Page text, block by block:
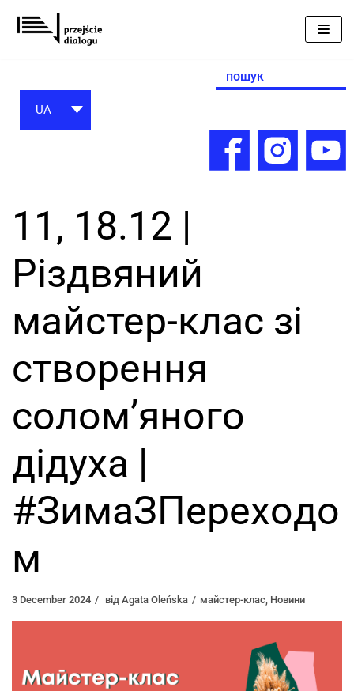
Перейти
до
Search
for:
UA
11, 18.12 |
Різдвяний
майстер-клас зі
створення
солом’яного
дідуха |
#ЗимаЗПерехoдо
м
3 December 2024 від Agata Oleńska майстер-клас Новини